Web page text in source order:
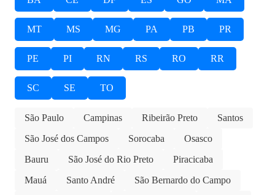
MT MS MG PA PB PR
PE PI RN RS RO RR
SC SE TO
São Paulo Campinas Ribeirão Preto
Santos
São José dos Campos
Sorocaba
Osasco
Bauru
São José do Rio Preto
Piracicaba
Mauá
Santo André
São Bernardo do Campo